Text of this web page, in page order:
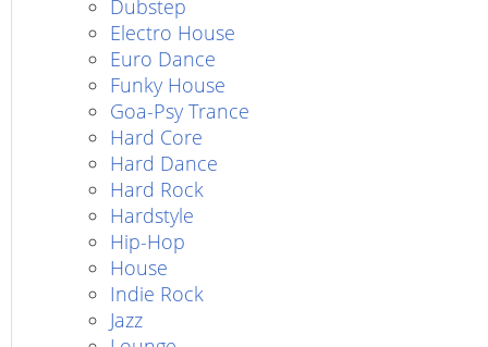
Dubstep
Electro House
Euro Dance
Funky House
Goa-Psy Trance
Hard Core
Hard Dance
Hard Rock
Hardstyle
Hip-Hop
House
Indie Rock
Jazz